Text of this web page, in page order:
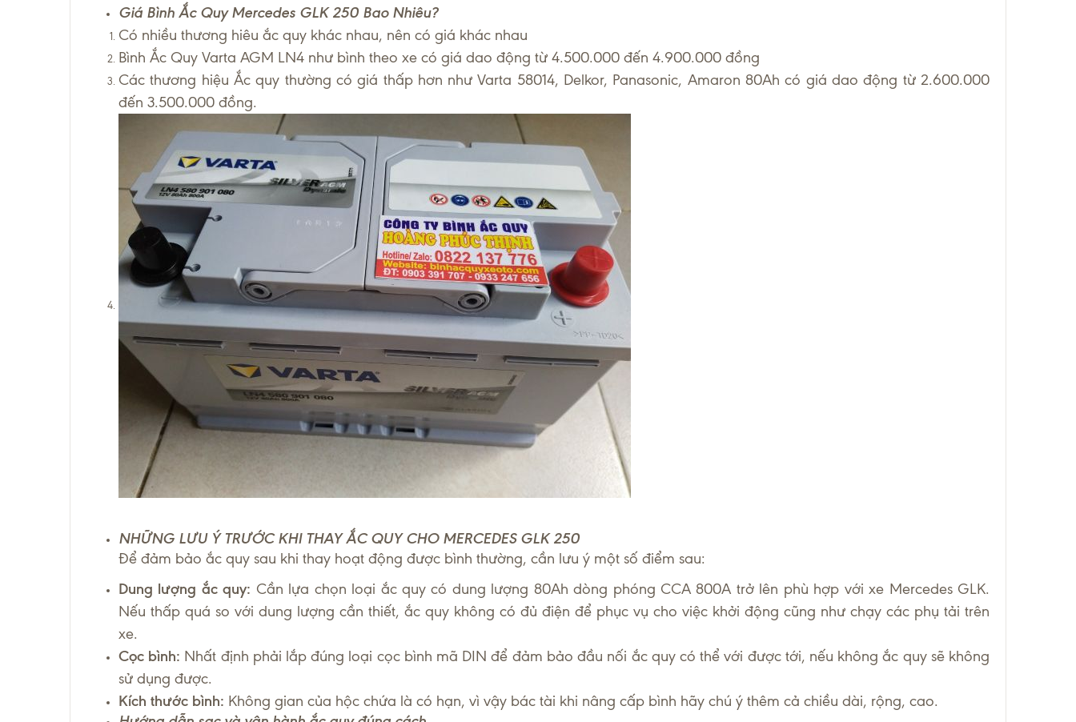
Giá Bình Ắc Quy Mercedes GLK 250 Bao Nhiêu?
Có nhiều thương hiêu ắc quy khác nhau, nên có giá khác nhau
Bình Ắc Quy Varta AGM LN4 như bình theo xe có giá dao động từ 4.500.000 đến 4.900.000 đồng
Các thương hiệu Ắc quy thường có giá thấp hơn như Varta 58014, Delkor, Panasonic, Amaron 80Ah có giá dao động từ 2.600.000
đến 3.500.000 đồng.
NHỮNG LƯU Ý TRƯỚC KHI THAY ẮC QUY CHO MERCEDES GLK 250
Để đảm bảo ắc quy sau khi thay hoạt động được bình thường, cần lưu ý một số điểm sau:
Dung lượng ắc quy: Cần lựa chọn loại ắc quy có dung lượng 80Ah dòng phóng CCA 800A trở lên phù hợp với xe Mercedes GLK.
Nếu thấp quá so với dung lượng cần thiết, ắc quy không có đủ điện để phục vụ cho việc khởi động cũng như chạy các phụ tải trên
xe.
Cọc bình: Nhất định phải lắp đúng loại cọc bình mã DIN để đảm bảo đầu nối ắc quy có thể với được tới, nếu không ắc quy sẽ không
sử dụng được.
Kích thước bình: Không gian của hộc chứa là có hạn, vì vậy bác tài khi nâng cấp bình hãy chú ý thêm cả chiều dài, rộng, cao.